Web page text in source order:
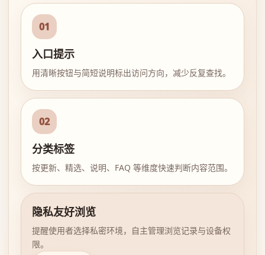
01
入口提示
用清晰按钮与简短说明标出访问方向，减少反复查找。
02
分类标签
按更新、精选、说明、FAQ 等维度快速判断内容范围。
隐私友好浏览
提醒使用者选择私密环境，自主管理浏览记录与设备权
限。